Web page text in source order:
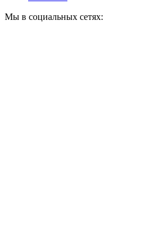
Мы в социальных сетях: